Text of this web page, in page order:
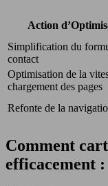
Action
Simplification du
contact
Optimisation de la
chargement des pages
Refonte de la
Comment
efficacement